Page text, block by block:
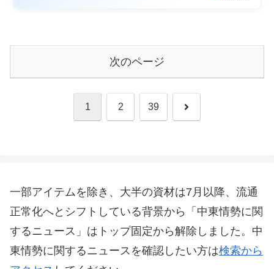
次のページ
1 2 39 次
一部アイテムを除き、大半の資材は7月以降、流通
正常化へとシフトしている背景から「中東情勢に関
するニュース」はトップ固定から解除しました。中
東情勢に関するニュースを確認したい方は検索から